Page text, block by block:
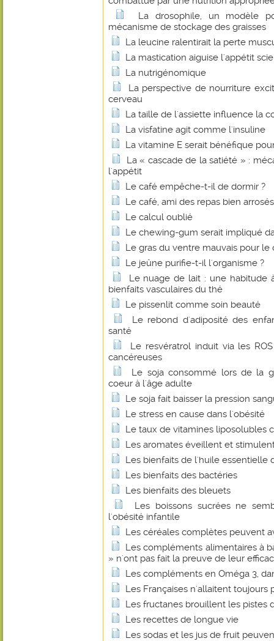
La drosophile, un modèle
mécanisme de stockage des graisses
La leucine ralentirait la perte
La mastication aiguise l'appétit
La nutrigénomique
La perspective de nourriture
cerveau
La taille de l'assiette influence la
La visfatine agit comme l'insuline
La vitamine E serait bénéfique
La « cascade de la satiété » :
l'appétit
Le café empêche-t-il de dormir ?
Le café, ami des repas bien
Le calcul oublié
Le chewing-gum serait impliqué
Le gras du ventre mauvais pour le
Le jeûne purifie-t-il l'organisme ?
Le nuage de lait : une habitude
bienfaits vasculaires du thé
Le pissenlit comme soin beauté
Le rebond d'adiposité des
santé
Le resvératrol induit via les
cancéreuses
Le soja consommé lors de la
coeur à l'âge adulte
Le soja fait baisser la pression
Le stress en cause dans l'obésité
Le taux de vitamines liposolubles
Les aromates éveillent et
Les bienfaits de l'huile essentielle
Les bienfaits des bactéries
Les bienfaits des bleuets
Les boissons sucrées ne
l'obésité infantile
Les céréales complètes peuvent
Les compléments alimentaires à
» n'ont pas fait la preuve de leur
Les compléments en Oméga 3,
Les Françaises n'allaitent toujours
Les fructanes brouillent les pistes
Les recettes de longue vie
Les sodas et les jus de fruit